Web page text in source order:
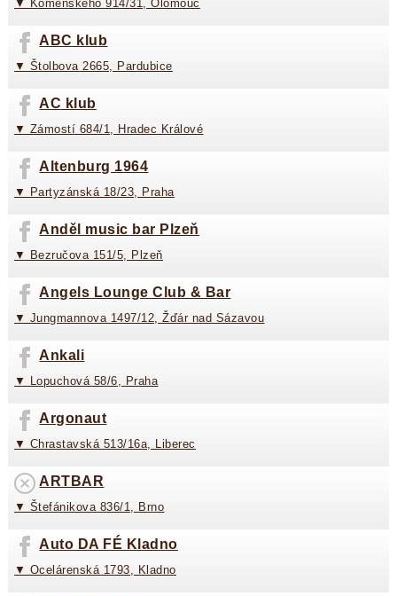
▼ Komenského 914/31, Olomouc
ABC klub
▼ Štolbova 2665, Pardubice
AC klub
▼ Zámostí 684/1, Hradec Králové
Altenburg 1964
▼ Partyzánská 18/23, Praha
Anděl music bar Plzeň
▼ Bezručova 151/5, Plzeň
Angels Lounge Club & Bar
▼ Jungmannova 1497/12, Žďár nad Sázavou
Ankali
▼ Lopuchová 58/6, Praha
Argonaut
▼ Chrastavská 513/16a, Liberec
ARTBAR
▼ Štefánikova 836/1, Brno
Auto DA FÉ Kladno
▼ Ocelárenská 1793, Kladno